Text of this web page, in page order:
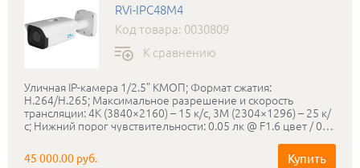
обеспечение RVi-SmartPSS.
RVi-IPC48M4
Код товара: 0030809
К сравнению
Уличная IP-камера 1/2.5” КМОП; Формат сжатия:
H.264/H.265; Максимальное разрешение и скорость
трансляции: 4K (3840×2160) – 15 к/с, 3M (2304×1296) – 25 к/
с; Нижний порог чувствительности: 0.05 лк @ F1.6 цвет / 0
Электромеханический ИК-фильтр; Объектив:
Моторизованный 2.7-12 мм с АРД; ИК-подсветка: до 50
45 000.00 руб. Купить